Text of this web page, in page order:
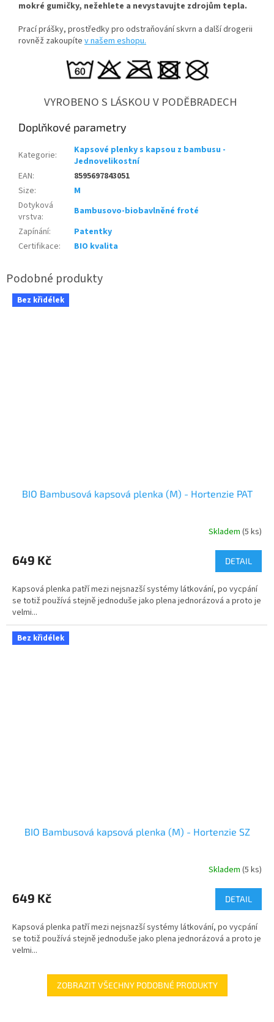
mokré gumičky, nežehlete a nevystavujte zdrojům tepla.
Prací prášky, prostředky pro odstraňování skvrn a další drogerii
rovněž zakoupíte v našem eshopu.
VYROBENO S LÁSKOU V PODĚBRADECH
Doplňkové parametry
Kategorie:
Kapsové plenky s kapsou z bambusu -
Jednovelikostní
EAN:
8595697843051
Size:
M
Dotyková
vrstva:
Bambusovo-biobavlněné froté
Zapínání:
Patentky
Certifikace: BIO kvalita
Bez křidélek
BIO Bambusová kapsová plenka (M) - Hortenzie PAT
Skladem (5 ks)
649 Kč DETAIL
Kapsová plenka patří mezi nejsnazší systémy látkování, po vycpání
se totiž používá stejně jednoduše jako plena jednorázová a proto je
velmi...
Bez křidélek
BIO Bambusová kapsová plenka (M) - Hortenzie SZ
Skladem (5 ks)
649 Kč DETAIL
Kapsová plenka patří mezi nejsnazší systémy látkování, po vycpání
se totiž používá stejně jednoduše jako plena jednorázová a proto je
velmi...
ZOBRAZIT VŠECHNY PODOBNÉ PRODUKTY